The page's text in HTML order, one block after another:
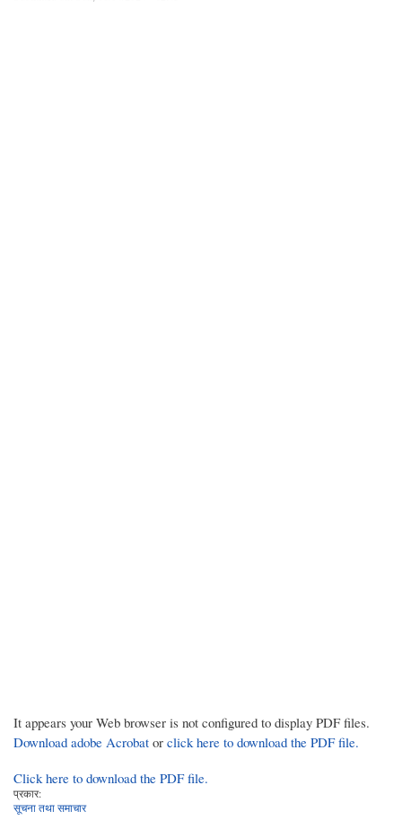
It appears your Web browser is not configured to display PDF files.
Download adobe Acrobat or click here to download the PDF file.
Click here to download the PDF file.
प्रकार:
सूचना तथा समाचार